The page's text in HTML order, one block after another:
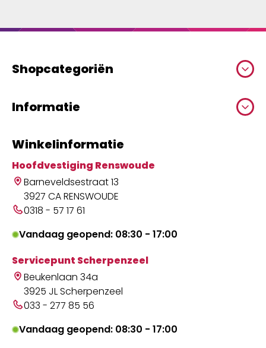
Shopcategoriën
Informatie
Winkelinformatie
Hoofdvestiging Renswoude
Barneveldsestraat 13
3927 CA RENSWOUDE
0318 - 57 17 61
Vandaag geopend: 08:30 - 17:00
Servicepunt Scherpenzeel
Beukenlaan 34a
3925 JL Scherpenzeel
033 - 277 85 56
Vandaag geopend: 08:30 - 17:00